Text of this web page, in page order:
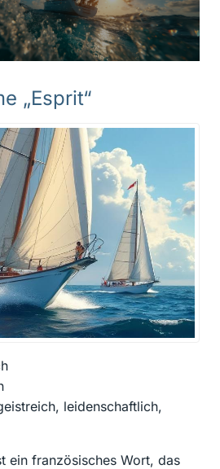
„Esprit“
leidenschaftlich,
ein französisches Wort, das